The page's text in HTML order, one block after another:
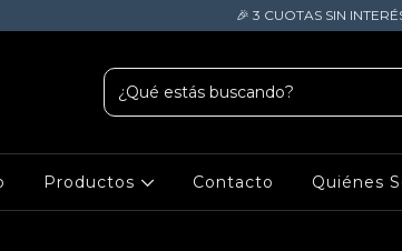
🎉 3 CUOTAS SIN
Productos Contacto Quiénes